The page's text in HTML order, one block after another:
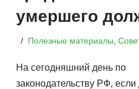
умершего
Полезные материалы
На сегодняшний день по
законодательству РФ,